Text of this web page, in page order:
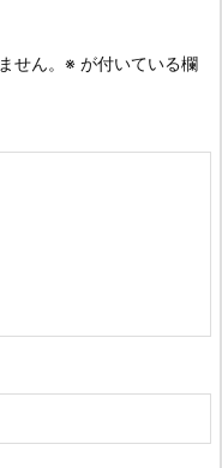
せん。 ※ が付いている欄